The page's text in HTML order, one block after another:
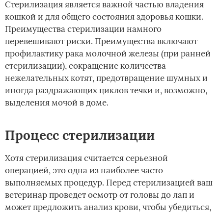
Стерилизация является важной частью владения
кошкой и для общего состояния здоровья кошки.
Преимущества стерилизации намного
перевешивают риски. Преимущества включают
профилактику рака молочной железы (при ранней
стерилизации), сокращение количества
нежелательных котят, предотвращение шумных и
иногда раздражающих циклов течки и, возможно,
выделения мочой в доме.
Процесс стерилизации
Хотя стерилизация считается серьезной
операцией, это одна из наиболее часто
выполняемых процедур. Перед стерилизацией ваш
ветеринар проведет осмотр от головы до лап и
может предложить анализ крови, чтобы убедиться,